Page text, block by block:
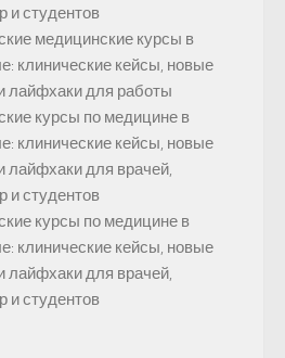
и студентов
медицинские курсы в
клинические кейсы, новые
лайфхаки для работы
курсы по медицине в
клинические кейсы, новые
лайфхаки для врачей,
и студентов
курсы по медицине в
клинические кейсы, новые
лайфхаки для врачей,
и студентов